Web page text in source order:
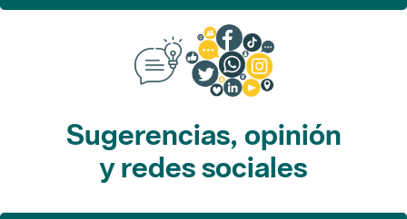
Sugerencias, opinión
y redes sociales